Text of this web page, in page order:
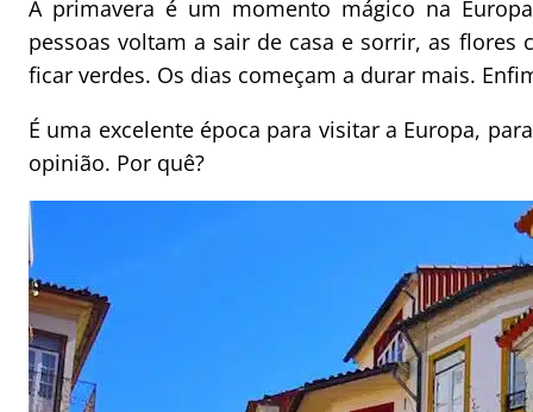
A primavera é um momento mágico na
pessoas voltam a sair de casa e sorrir, as flores
ficar verdes. Os dias começam a durar mais.
É uma excelente época para visitar a Europa,
opinião. Por quê?